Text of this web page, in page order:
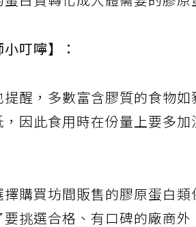
白質轉化成人體需要的膠原
小叮嚀】：
提醒，多數富含膠質的食物
，因此食用時在份量上要多
擇購買坊間販售的膠原蛋白